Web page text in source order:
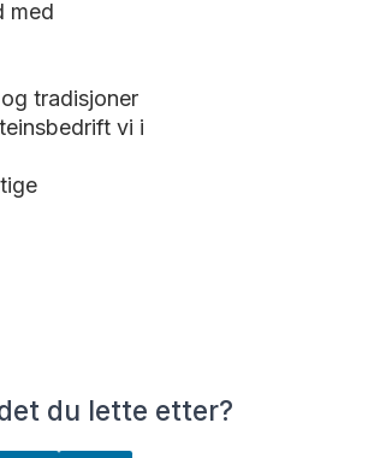
med
tradisjoner
vi i
du lette etter?